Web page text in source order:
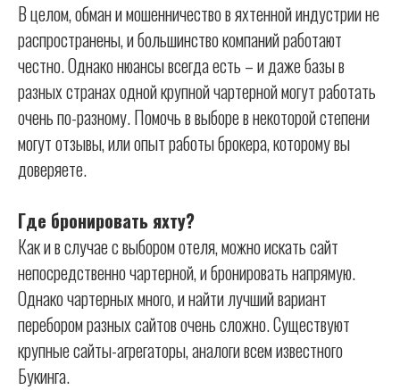
В целом, обман и мошенничество в яхтенной индустрии не
распространены, и большинство компаний работают
честно. Однако нюансы всегда есть – и даже базы в
разных странах одной крупной чартерной могут работать
очень по-разному. Помочь в выборе в некоторой степени
могут отзывы, или опыт работы брокера, которому вы
доверяете.
Где бронировать яхту?
Как и в случае с выбором отеля, можно искать сайт
непосредственно чартерной, и бронировать напрямую.
Однако чартерных много, и найти лучший вариант
перебором разных сайтов очень сложно. Существуют
крупные сайты-агрегаторы, аналоги всем известного
Букинга.